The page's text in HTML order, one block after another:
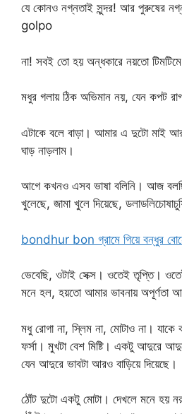
যে কোনও নগ্নতাই সুন্দর! আর পুরুষের
golpo
না! সবই তো হয় অন্ধকারে নয়তো
মধুর গলায় ঠিক অভিমান নয়, যেন কপট
এটাকে বলে বাড়া। আমার এ দুটো মাই
ঘাড় নাড়লাম।
আগে কখনও এসব ভাষা বলিনি। আজ
খুলেছে, জামা খুলে দিয়েছে,
bondhur bon গ্রামে গিয়ে বন্ধুর বোনের
ভেবেছি, ওটাই সেক্স। ওতেই তৃপ্তি।
মনে হল, হয়তো আমার ভাবনায় অপূর্ণতা
মধু রোগা না, স্লিম না, মোটাও না। যাকে
ফর্সা। মুখটা বেশ মিষ্টি। একটু আদুরে
যেন আদুরে ভাবটা আরও বাড়িয়ে দিয়েছে।
ঠোঁট দুটো একটু মোটা। দেখলে মনে হয়